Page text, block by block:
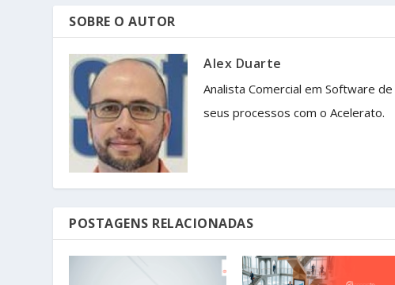
SOBRE O AUTOR
Alex Duarte
Analista Comercial em Software
seus processos com o Acelerato.
POSTAGENS RELACIONADAS